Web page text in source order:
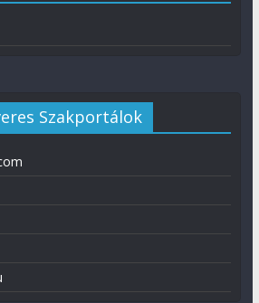
Szakportálok